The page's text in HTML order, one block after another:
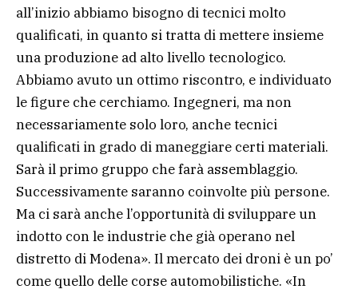
all’inizio abbiamo bisogno di tecnici molto
qualificati, in quanto si tratta di mettere insieme
una produzione ad alto livello tecnologico.
Abbiamo avuto un ottimo riscontro, e individuato
le figure che cerchiamo. Ingegneri, ma non
necessariamente solo loro, anche tecnici
qualificati in grado di maneggiare certi materiali.
Sarà il primo gruppo che farà assemblaggio.
Successivamente saranno coinvolte più persone.
Ma ci sarà anche l’opportunità di sviluppare un
indotto con le industrie che già operano nel
distretto di Modena». Il mercato dei droni è un po’
come quello delle corse automobilistiche. «In